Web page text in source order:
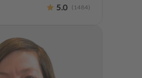
5.0 ( 1484)